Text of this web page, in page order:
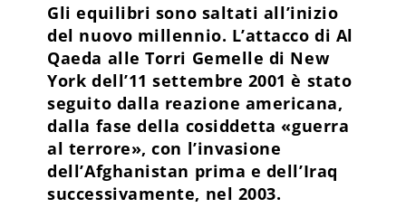
Gli equilibri sono saltati all’inizio
del nuovo millennio. L’attacco di Al
Qaeda alle Torri Gemelle di New
York dell’11 settembre 2001 è stato
seguito dalla reazione americana,
dalla fase della cosiddetta «guerra
al terrore», con l’invasione
dell’Afghanistan prima e dell’Iraq
successivamente, nel 2003.